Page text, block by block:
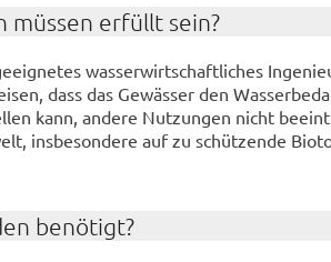
müs­sen er­füllt sein?
was­ser­wirt­schaft­li­ches
dass das Ge­wäs­ser den
kann, an­de­re Nut­zun­gen nicht
ins­be­son­de­re auf zu schüt­zen­de
be­nö­tigt?